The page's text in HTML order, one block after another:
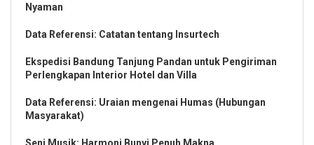
Nyaman
Data Referensi: Catatan tentang Insurtech
Ekspedisi Bandung Tanjung Pandan untuk Pengiriman
Perlengkapan Interior Hotel dan Villa
Data Referensi: Uraian mengenai Humas (Hubungan
Masyarakat)
Seni Musik: Harmoni Bunyi Penuh Makna